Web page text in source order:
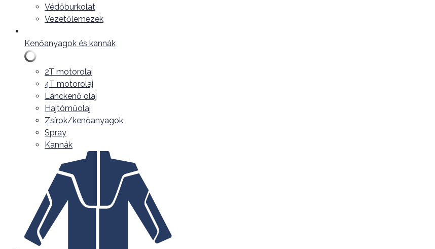
Védőburkolat
Vezetőlemezek
Kenőanyagok és kannák
2T motorolaj
4T motorolaj
Lánckenő olaj
Hajtóműolaj
Zsírok/kenőanyagok
Spray
Kannák